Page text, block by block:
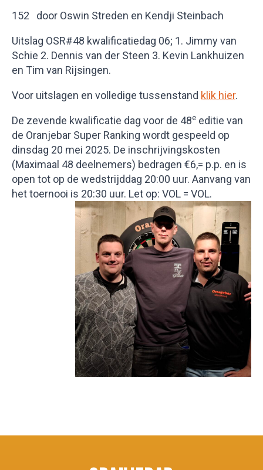
152 door Oswin Streden en Kendji Steinbach
Uitslag OSR#48 kwalificatiedag 06; 1. Jimmy van
Schie 2. Dennis van der Steen 3. Kevin Lankhuizen
en Tim van Rijsingen.
Voor uitslagen en volledige tussenstand klik hier.
De zevende kwalificatie dag voor de 48e editie van
de Oranjebar Super Ranking wordt gespeeld op
dinsdag 20 mei 2025. De inschrijvingskosten
(Maximaal 48 deelnemers) bedragen €6,= p.p. en is
open tot op de wedstrijddag 20:00 uur. Aanvang van
het toernooi is 20:30 uur. Let op: VOL = VOL.